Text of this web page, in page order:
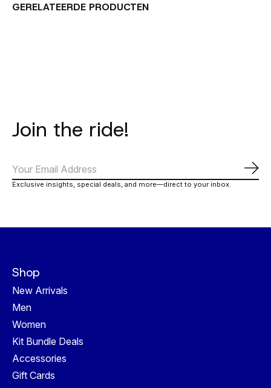
GERELATEERDE PRODUCTEN
Join the ride!
Exclusive insights, special deals, and more—direct to your inbox.
Shop
New Arrivals
Men
Women
Kit Bundle Deals
Accessories
Gift Cards